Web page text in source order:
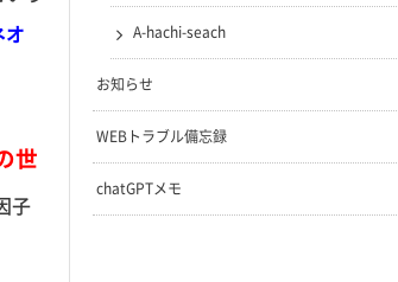
世
子
A-hachi-seach
お知らせ
WEBトラブル備忘録
chatGPTメモ